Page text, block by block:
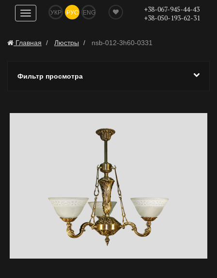
Показать
навигацию
УКР РУС ENG
+38-067-945-44-43
+38-050-193-62-31
Главная Люстры nsb-012-3h60-0331
Фильтр просмотра